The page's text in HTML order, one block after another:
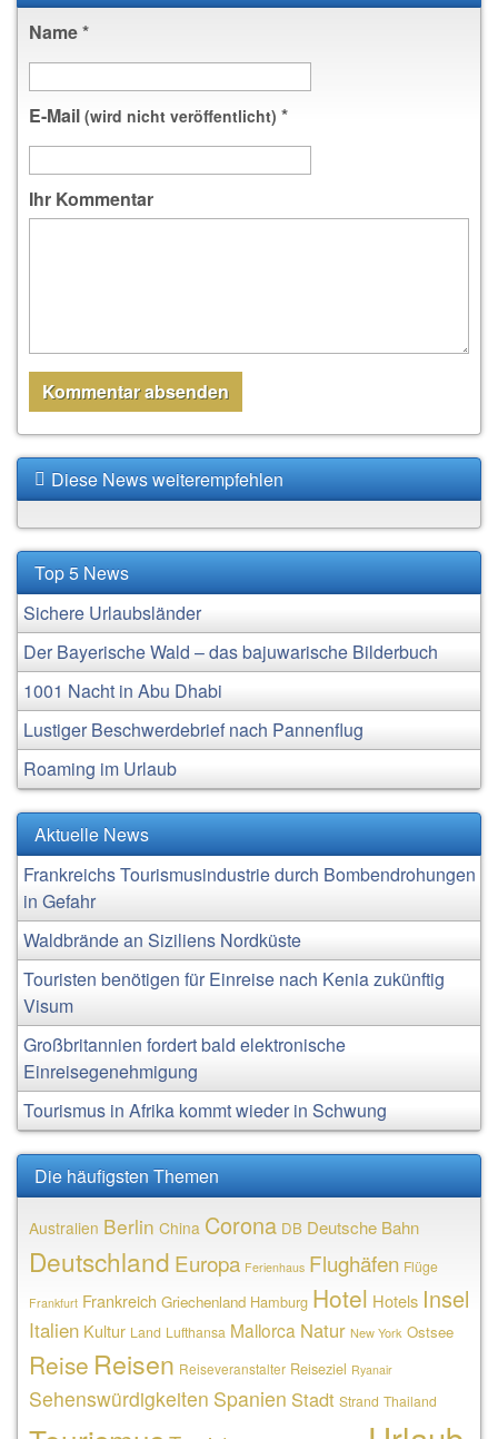
Name*
E-Mail (wird nicht veröffentlicht) *
Ihr Kommentar
Diese News weiterempfehlen
Top 5 News
Sichere Urlaubsländer
Der Bayerische Wald – das bajuwarische Bilderbuch
1001 Nacht in Abu Dhabi
Lustiger Beschwerdebrief nach Pannenflug
Roaming im Urlaub
Aktuelle News
Frankreichs Tourismusindustrie durch Bombendrohungen
in Gefahr
Waldbrände an Siziliens Nordküste
Touristen benötigen für Einreise nach Kenia zukünftig
Visum
Großbritannien fordert bald elektronische
Einreisegenehmigung
Tourismus in Afrika kommt wieder in Schwung
Die häufigsten Themen
Australien Berlin China Corona DB Deutsche Bahn
Deutschland Europa Ferienhaus Flughäfen Flüge
Frankfurt Frankreich Griechenland Hamburg Hotel Hotels Insel
Italien Kultur Land Lufthansa Mallorca Natur New York Ostsee
Reise Reisen Reiseveranstalter Reiseziel Ryanair
Sehenswürdigkeiten Spanien Stadt Strand Thailand